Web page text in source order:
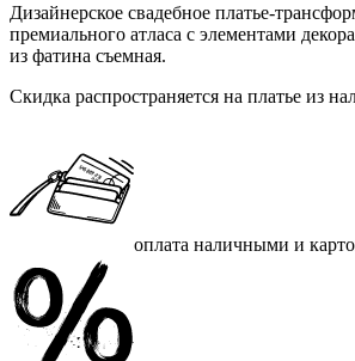
Дизайнерское свадебное платье-
премиального атласа с элементами
из фатина съемная.
Скидка распространяется на платье из
оплата наличными и